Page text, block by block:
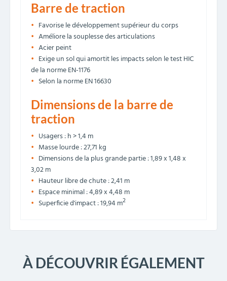
Barre de traction
Favorise le développement supérieur du corps
Améliore la souplesse des articulations
Acier peint
Exige un sol qui amortit les impacts selon le test HIC
de la norme EN-1176
Selon la norme EN 16630
Dimensions de la barre de
traction
Usagers : h > 1,4 m
Masse lourde : 27,71 kg
Dimensions de la plus grande partie : 1,89 x 1,48 x
3,02 m
Hauteur libre de chute : 2,41 m
Espace minimal : 4,89 x 4,48 m
Superficie d'impact : 19,94 m2
À DÉCOUVRIR ÉGALEMENT